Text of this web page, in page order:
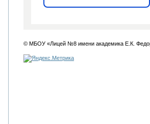
© МБОУ «Лицей №8 имени академика Е.К.